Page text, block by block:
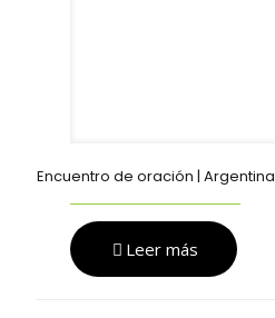
Encuentro de oración | Argentina
Leer más